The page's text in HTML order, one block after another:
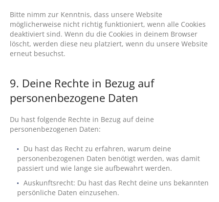
Bitte nimm zur Kenntnis, dass unsere Website
möglicherweise nicht richtig funktioniert, wenn alle Cookies
deaktiviert sind. Wenn du die Cookies in deinem Browser
löscht, werden diese neu platziert, wenn du unsere Website
erneut besuchst.
9. Deine Rechte in Bezug auf
personenbezogene Daten
Du hast folgende Rechte in Bezug auf deine
personenbezogenen Daten:
Du hast das Recht zu erfahren, warum deine
personenbezogenen Daten benötigt werden, was damit
passiert und wie lange sie aufbewahrt werden.
Auskunftsrecht: Du hast das Recht deine uns bekannten
persönliche Daten einzusehen.